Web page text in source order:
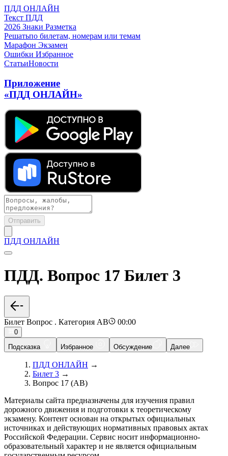
ПДД ОНЛАЙН
Текст ПДД
2026 Знаки Разметка
Решатьпо билетам, номерам или темам
Марафон Экзамен
Ошибки Избранное
СтатьиНовости
Приложение
«ПДД ОНЛАЙН»
Отправить
ПДД ОНЛАЙН
ПДД. Вопрос 17 Билет 3
Билет Вопрос . Категория AB 00:00
0
Подсказка
Избранное Обсуждение Далее
ПДД ОНЛАЙН →
Билет 3 →
Вопрос 17 (AB)
Материалы сайта предназначены для изучения правил
дорожного движения и подготовки к теоретическому
экзамену. Контент основан на открытых официальных
источниках и действующих нормативных правовых актах
Российской Федерации. Сервис носит информационно-
образовательный характер и не является официальным